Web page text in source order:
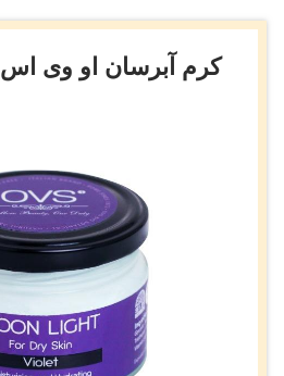
کرم آبرسان او وی اس ۱ مدل Violet